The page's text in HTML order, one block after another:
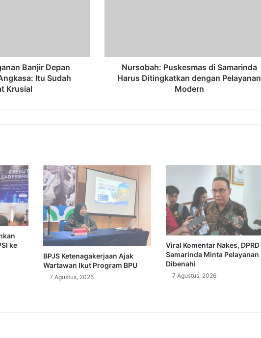
Banjir Depan
Itu Sudah
Krusial
Modern
Nursobah: Puskesmas di Samarinda
Harus Ditingkatkan dengan Pelayanan
Modern
ke
BPJS Ketenagakerjaan Ajak
Wartawan Ikut Program BPU
7 Agustus, 2026
Viral Komentar Nakes, DPRD
Samarinda Minta Pelayanan
Dibenahi
7 Agustus, 2026